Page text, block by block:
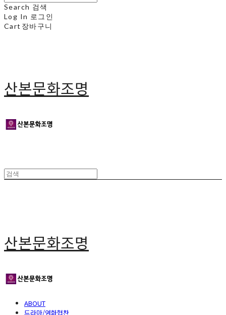
Search 검색
Log In 로그인
Cart 장바구니
산본문화조명
산본문화조명
ABOUT
드라마/영화협찬